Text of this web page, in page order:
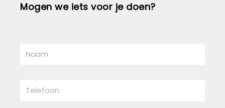
Mogen we iets voor je doen?